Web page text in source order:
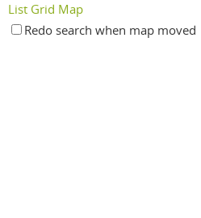
List Grid Map
Redo search when map moved